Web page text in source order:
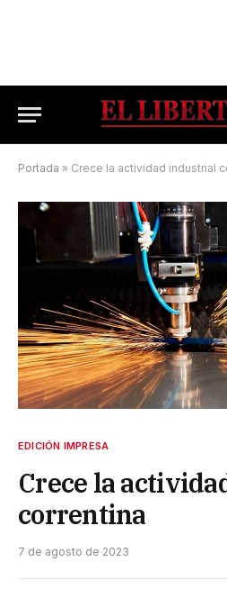
Portada » Crece la actividad industrial
EDICIÓN IMPRESA
Crece la
correntina
7 de agosto de 2023